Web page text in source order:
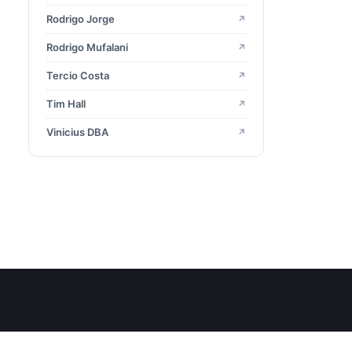
2017 23
2016
2015 13
Rodrigo Jorge ↗
Rodrigo Mufalani ↗
Tercio Costa ↗
Tim Hall ↗
Vinicius DBA ↗